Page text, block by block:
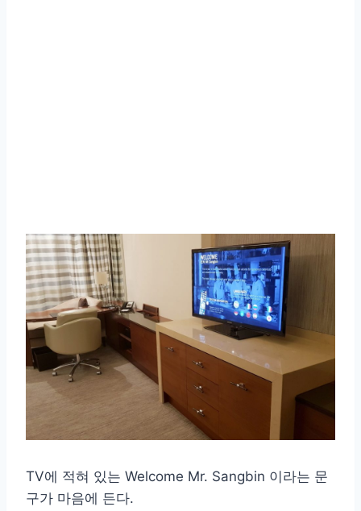
TV에 적혀 있는 Welcome Mr. Sangbin 이라는 문
구가 마음에 든다.